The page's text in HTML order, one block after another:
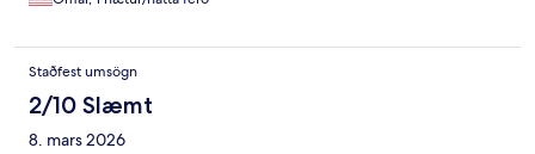
Staðfest umsögn
2/10 Slæmt
8. mars 2026